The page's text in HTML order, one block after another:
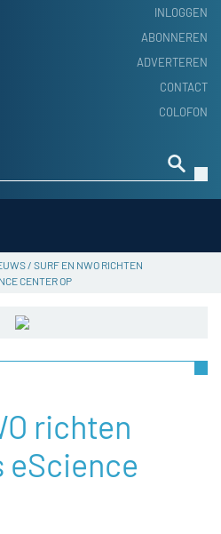
INLOGGEN
ABONNEREN
ADVERTEREN
CONTACT
COLOFON
/ SURF EN NWO RICHTEN
CENTER OP
richten
eScience